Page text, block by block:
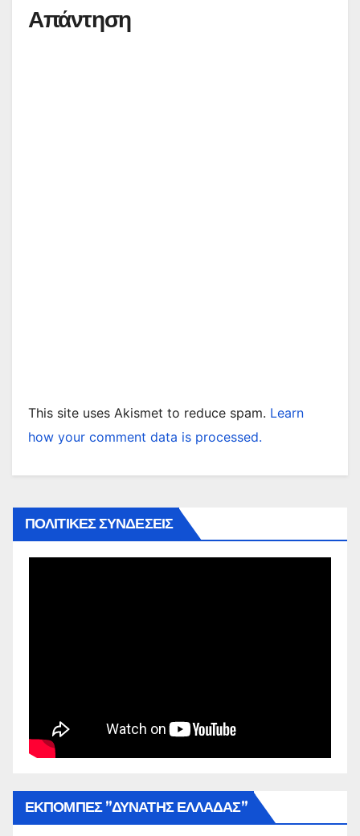
Απάντηση
This site uses Akismet to reduce spam. Learn
how your comment data is processed.
ΠΟΛΙΤΙΚΕΣ ΣΥΝΔΕΣΕΙΣ
ΕΚΠΟΜΠΕΣ ”ΔΥΝΑΤΗΣ ΕΛΛΑΔΑΣ”